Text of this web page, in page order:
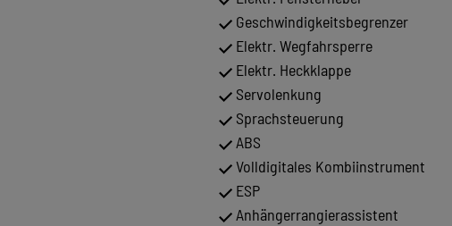
Geschwindigkeitsbegrenzer
Elektr. Wegfahrsperre
Elektr. Heckklappe
Servolenkung
Sprachsteuerung
ABS
Volldigitales Kombiinstrument
ESP
Anhängerrangierassistent